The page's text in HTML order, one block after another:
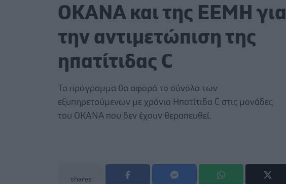
ΟΚΑΝΑ και της ΕΕΜΗ για
την αντιμετώπιση της
ηπατίτιδας C
Το πρόγραμμα θα αφορά το σύνολο των
εξυπηρετούμενων με χρόνια Ηπατίτιδα C στις μονάδες
του ΟΚΑΝΑ που δεν έχουν θεραπευθεί.
shares